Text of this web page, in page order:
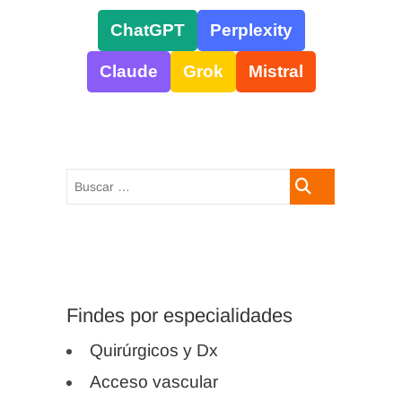
Primaria en el Servicio
Andaluz de Salud.
Experiencia en el área de
ChatGPT Perplexity
Claude Grok Mistral
Buscar
…
Findes por especialidades
Quirúrgicos y Dx
Acceso vascular